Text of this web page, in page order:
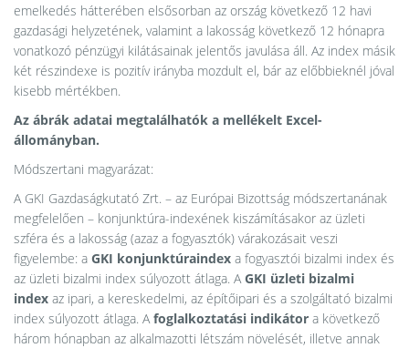
emelkedés hátterében elsősorban az ország következő 12 havi
gazdasági helyzetének, valamint a lakosság következő 12 hónapra
vonatkozó pénzügyi kilátásainak jelentős javulása áll. Az index másik
két részindexe is pozitív irányba mozdult el, bár az előbbieknél jóval
kisebb mértékben.
Az ábrák adatai megtalálhatók a mellékelt Excel-
állományban.
Módszertani magyarázat:
A GKI Gazdaságkutató Zrt. – az Európai Bizottság módszertanának
megfelelően – konjunktúra-indexének kiszámításakor az üzleti
szféra és a lakosság (azaz a fogyasztók) várakozásait veszi
figyelembe: a GKI konjunktúraindex a fogyasztói bizalmi index és
az üzleti bizalmi index súlyozott átlaga. AGKI üzleti bizalmi
index az ipari, a kereskedelmi, az építőipari és a szolgáltató bizalmi
index súlyozott átlaga. Afoglalkoztatási indikátor a következő
három hónapban az alkalmazotti létszám növelését, illetve annak